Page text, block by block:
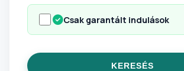
Csak garantált indulások
KERESÉS